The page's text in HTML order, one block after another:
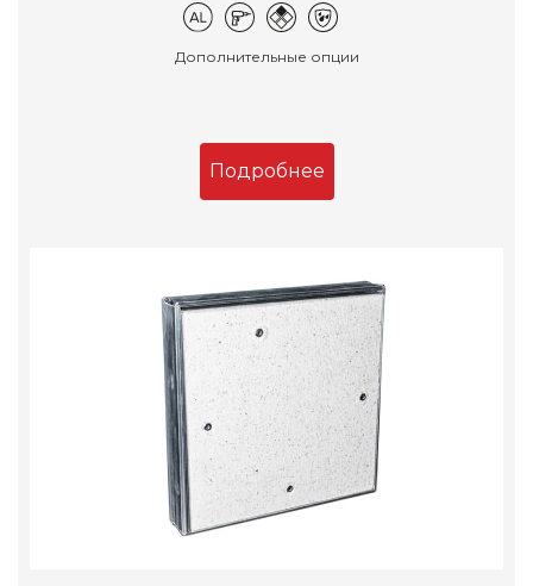
Дополнительные опции
Подробнее